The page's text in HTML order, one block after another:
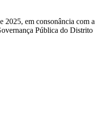
2025, em consonância com a
Pública do Distrito